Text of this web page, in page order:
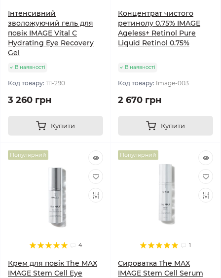
Інтенсивний
зволожуючий гель для
повік IMAGE Vital C
Hydrating Eye Recovery
Gel
В наявності
Код товару: 111-290
3 260 грн
Купити
Концентрат чистого
ретинолу 0.75% IMAGE
Ageless+ Retinol Pure
Liquid Retinol 0.75%
В наявності
Код товару: Image-003
2 670 грн
Купити
Популярний
4
Крем для повік The MAX
IMAGE Stem Cell Eye
Популярний
1
Сироватка The MAX
IMAGE Stem Cell Serum